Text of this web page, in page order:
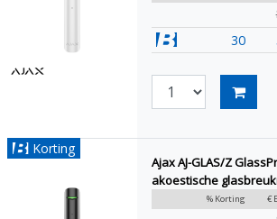
30
Korting
Ajax AJ-GLAS/Z
akoestische
% Korting €